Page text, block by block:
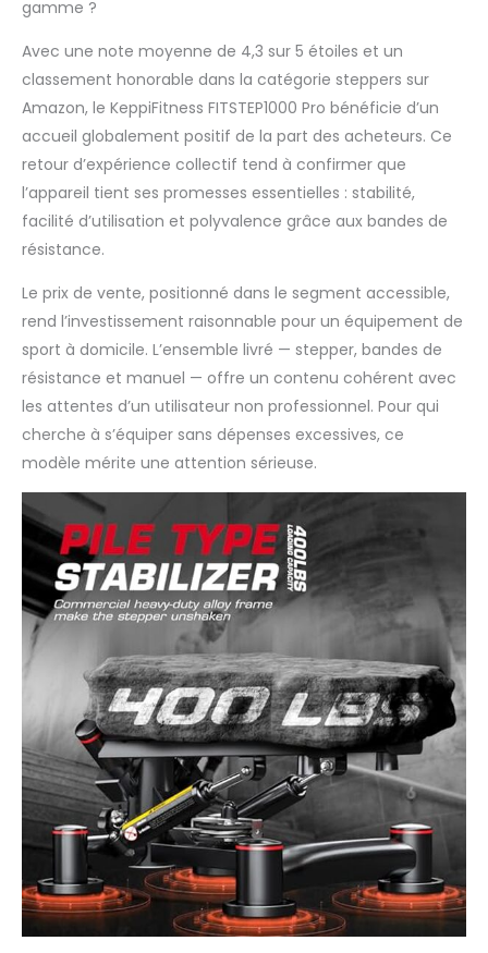
une excellente
étanchéité pour
garder la
Fonction silencieuse
et fluide :
l'assemblage de
précision et la
lubrification de haute
que ce stepper
fonctionne
silencieusement et en
douceur, minimisant
le bruit et permettant
un environnement
d'exercice silencieux.
KeppiFitness Pédale
surdimensionnée
avec moule privé –
à la plupart des tailles
de pieds, le stepper
d'entraînement
comprend une
pédale antidérapante
surdimensionnée
avec une surface en
caoutchouc souple
pour améliorer la
prise en main et
fournir suffisamment
d'espace pour un
mouvement
confortable. Prêt à
l'emploi prêt à
l'emploi : ce stepper
portable ne nécessite
aucun assemblage et
gamme ?
Avec une note moyenne de 4,3 sur 5 étoiles et un
classement honorable dans la catégorie steppers sur
Amazon, le KeppiFitness FITSTEP1000 Pro bénéficie d’un
accueil globalement positif de la part des acheteurs. Ce
retour d’expérience collectif tend à confirmer que
l’appareil tient ses promesses essentielles : stabilité,
facilité d’utilisation et polyvalence grâce aux bandes de
résistance.
Le prix de vente, positionné dans le segment accessible,
rend l’investissement raisonnable pour un équipement de
sport à domicile. L’ensemble livré — stepper, bandes de
résistance et manuel — offre un contenu cohérent avec
les attentes d’un utilisateur non professionnel. Pour qui
cherche à s’équiper sans dépenses excessives, ce
modèle mérite une attention sérieuse.